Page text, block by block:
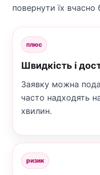
повернути їх вчасно
плюс
Швидкість і
Заявку можна
часто надходять
хвилин.
ризик